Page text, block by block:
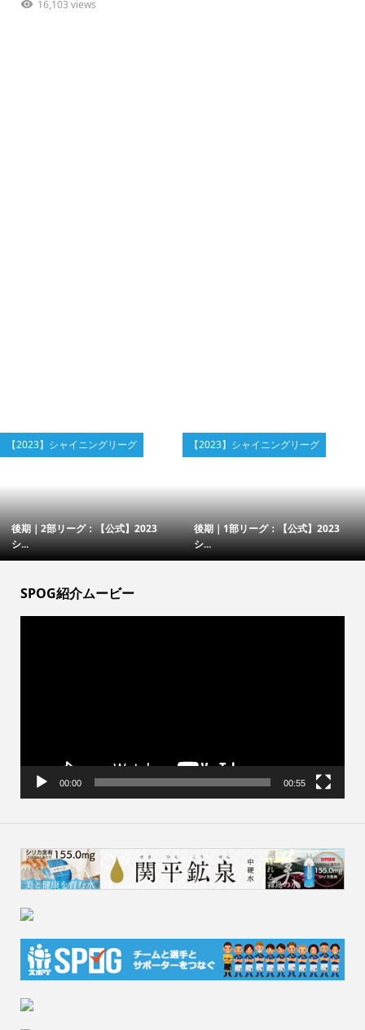
16,103 views
【2023】シャイニングリーグ
後期｜2部リーグ：【公式】2023
シ...
【2023】シャイニングリーグ
後期｜1部リーグ：【公式】2023
シ...
SPOG紹介ムービー
00:00 00:55